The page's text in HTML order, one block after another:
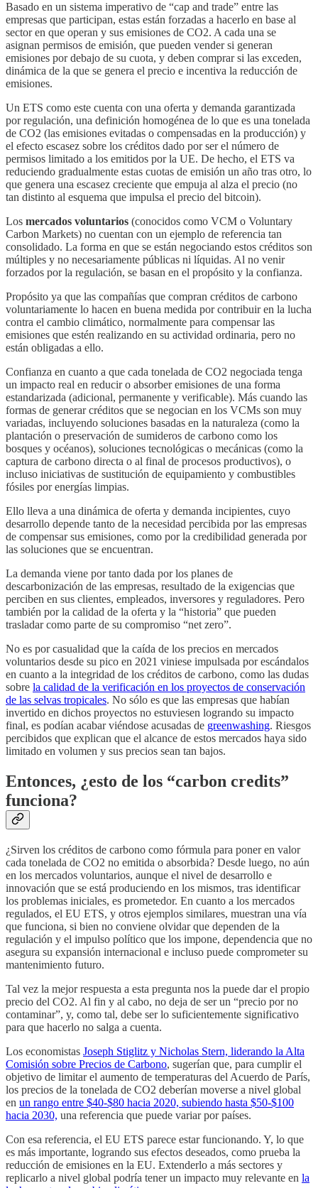
Basado en un sistema imperativo de “cap and trade” entre las
empresas que participan, estas están forzadas a hacerlo en base al
sector en que operan y sus emisiones de CO2. A cada una se
asignan permisos de emisión, que pueden vender si generan
emisiones por debajo de su cuota, y deben comprar si las exceden,
dinámica de la que se genera el precio e incentiva la reducción de
emisiones.
Un ETS como este cuenta con una oferta y demanda garantizada
por regulación, una definición homogénea de lo que es una tonelada
de CO2 (las emisiones evitadas o compensadas en la producción) y
el efecto escasez sobre los créditos dado por ser el número de
permisos limitado a los emitidos por la UE. De hecho, el ETS va
reduciendo gradualmente estas cuotas de emisión un año tras otro, lo
que genera una escasez creciente que empuja al alza el precio (no
tan distinto al esquema que impulsa el precio del bitcoin).
Los mercados voluntarios (conocidos como VCM o Voluntary
Carbon Markets) no cuentan con un ejemplo de referencia tan
consolidado. La forma en que se están negociando estos créditos son
múltiples y no necesariamente públicas ni líquidas. Al no venir
forzados por la regulación, se basan en el propósito y la confianza.
Propósito ya que las compañías que compran créditos de carbono
voluntariamente lo hacen en buena medida por contribuir en la lucha
contra el cambio climático, normalmente para compensar las
emisiones que estén realizando en su actividad ordinaria, pero no
están obligadas a ello.
Confianza en cuanto a que cada tonelada de CO2 negociada tenga
un impacto real en reducir o absorber emisiones de una forma
estandarizada (adicional, permanente y verificable). Más cuando las
formas de generar créditos que se negocian en los VCMs son muy
variadas, incluyendo soluciones basadas en la naturaleza (como la
plantación o preservación de sumideros de carbono como los
bosques y océanos), soluciones tecnológicas o mecánicas (como la
captura de carbono directa o al final de procesos productivos), o
incluso iniciativas de sustitución de equipamiento y combustibles
fósiles por energías limpias.
Ello lleva a una dinámica de oferta y demanda incipientes, cuyo
desarrollo depende tanto de la necesidad percibida por las empresas
de compensar sus emisiones, como por la credibilidad generada por
las soluciones que se encuentran.
La demanda viene por tanto dada por los planes de
descarbonización de las empresas, resultado de la exigencias que
perciben en sus clientes, empleados, inversores y reguladores. Pero
también por la calidad de la oferta y la “historia” que pueden
trasladar como parte de su compromiso “net zero”.
No es por casualidad que la caída de los precios en mercados
voluntarios desde su pico en 2021 viniese impulsada por escándalos
en cuanto a la integridad de los créditos de carbono, como las dudas
sobre la calidad de la verificación en los proyectos de conservación
de las selvas tropicales. No sólo es que las empresas que habían
invertido en dichos proyectos no estuviesen logrando su impacto
final, es podían acabar viéndose acusadas de greenwashing. Riesgos
percibidos que explican que el alcance de estos mercados haya sido
limitado en volumen y sus precios sean tan bajos.
Entonces, ¿esto de los “carbon credits”
funciona?
¿Sirven los créditos de carbono como fórmula para poner en valor
cada tonelada de CO2 no emitida o absorbida? Desde luego, no aún
en los mercados voluntarios, aunque el nivel de desarrollo e
innovación que se está produciendo en los mismos, tras identificar
los problemas iniciales, es prometedor. En cuanto a los mercados
regulados, el EU ETS, y otros ejemplos similares, muestran una vía
que funciona, si bien no conviene olvidar que dependen de la
regulación y el impulso político que los impone, dependencia que no
asegura su expansión internacional e incluso puede comprometer su
mantenimiento futuro.
Tal vez la mejor respuesta a esta pregunta nos la puede dar el propio
precio del CO2. Al fin y al cabo, no deja de ser un “precio por no
contaminar”, y, como tal, debe ser lo suficientemente significativo
para que hacerlo no salga a cuenta.
Los economistas Joseph Stiglitz y Nicholas Stern, liderando la Alta
Comisión sobre Precios de Carbono, sugerían que, para cumplir el
objetivo de limitar el aumento de temperaturas del Acuerdo de París,
los precios de la tonelada de CO2 deberían moverse a nivel global
en un rango entre $40-$80 hacia 2020, subiendo hasta $50-$100
hacia 2030, una referencia que puede variar por países.
Con esa referencia, el EU ETS parece estar funcionando. Y, lo que
es más importante, logrando sus efectos deseados, como prueba la
reducción de emisiones en la EU. Extenderlo a más sectores y
replicarlo a nivel global podría tener un impacto muy relevante en la